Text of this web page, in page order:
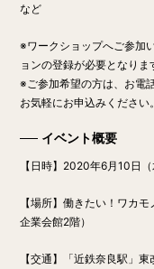
など
※ワークショップへご参加
ョンの登録が必要となりま
※ご参加希望の方は、お電
お気軽にお申込みください。
イベント概要
【日時】 2020年6月10日
【場所】働きたい！ワカ
企業会館2階）
【交通】「近鉄奈良駅」